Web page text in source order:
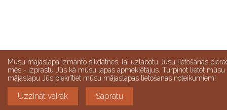
Mūsu mājaslapa izmanto sīkdatnes, lai uzlabotu Jūsu lietošanas
mēs - izprastu Jūs kā mūsu lapas apmeklētājus. Turpinot lietot mūsu
mājaslapu Jūs piekrītiet mūsu mājaslapas lietošanas noteikumiem!
Uzzināt vairāk Sapratu